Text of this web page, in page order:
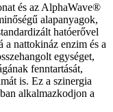
és az AlphaWave®
alapanyagok,
hatóerővel
a nattokináz enzim és a
egységet,
fenntartását,
is. Ez a szinergia
alkalmazkodjon a